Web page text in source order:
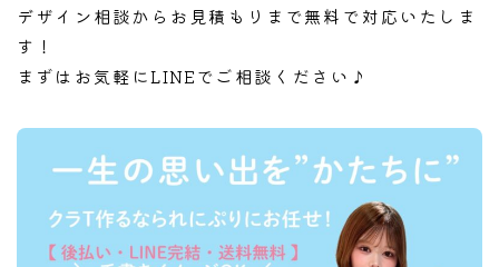
デザイン相談からお見積もりまで無料で対応いたしま
す！
まずはお気軽にLINEでご相談ください♪